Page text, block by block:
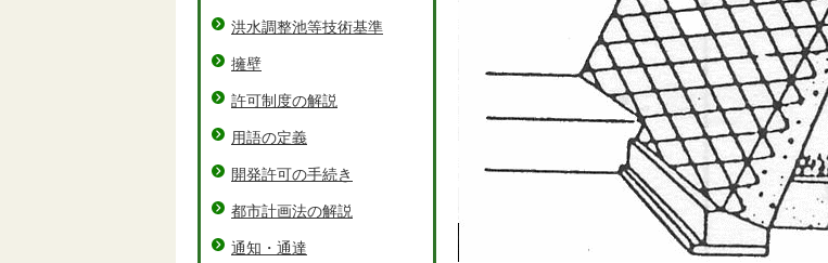
洪水調整池等技術基準
擁壁
許可制度の解説
用語の定義
開発許可の手続き
都市計画法の解説
通知・通達